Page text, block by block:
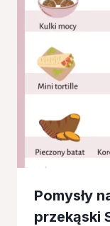
Pomysły
przekąski